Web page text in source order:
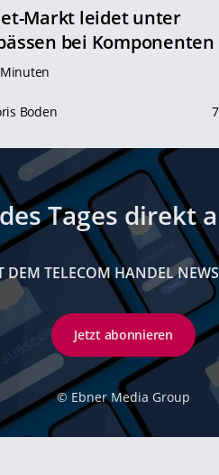
Markt leidet unter
bei Komponenten
Boden
Tages direkt
DEM TELECOM HANDEL
Jetzt abonnieren
© Ebner Media Group